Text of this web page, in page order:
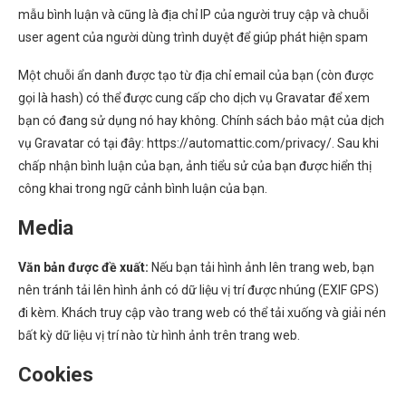
mẫu bình luận và cũng là địa chỉ IP của người truy cập và chuỗi
user agent của người dùng trình duyệt để giúp phát hiện spam
Một chuỗi ẩn danh được tạo từ địa chỉ email của bạn (còn được
gọi là hash) có thể được cung cấp cho dịch vụ Gravatar để xem
bạn có đang sử dụng nó hay không. Chính sách bảo mật của dịch
vụ Gravatar có tại đây: https://automattic.com/privacy/. Sau khi
chấp nhận bình luận của bạn, ảnh tiểu sử của bạn được hiển thị
công khai trong ngữ cảnh bình luận của bạn.
Media
Văn bản được đề xuất: Nếu bạn tải hình ảnh lên trang web, bạn
nên tránh tải lên hình ảnh có dữ liệu vị trí được nhúng (EXIF GPS)
đi kèm. Khách truy cập vào trang web có thể tải xuống và giải nén
bất kỳ dữ liệu vị trí nào từ hình ảnh trên trang web.
Cookies